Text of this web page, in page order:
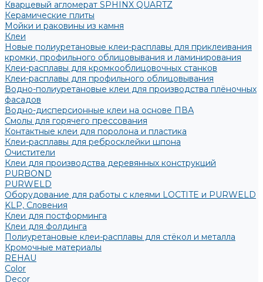
Кварцевый агломерат SPHINX QUARTZ
Керамические плиты
Мойки и раковины из камня
Клеи
Новые полиуретановые клеи-расплавы для приклеивания
кромки, профильного облицовывания и ламинирования
Клеи-расплавы для кромкооблицовочных станков
Клеи-расплавы для профильного облицовывания
Водно-полиуретановые клеи для производства плёночных
фасадов
Водно-дисперсионные клеи на основе ПВА
Смолы для горячего прессования
Контактные клеи для поролона и пластика
Клеи-расплавы для ребросклейки шпона
Очистители
Клеи для производства деревянных конструкций
PURBOND
PURWELD
Оборудование для работы с клеями LOCTITE и PURWELD
KLP, Словения
Клеи для постформинга
Клеи для фолдинга
Полиуретановые клеи-расплавы для стёкол и металла
Кромочные материалы
REHAU
Color
Decor